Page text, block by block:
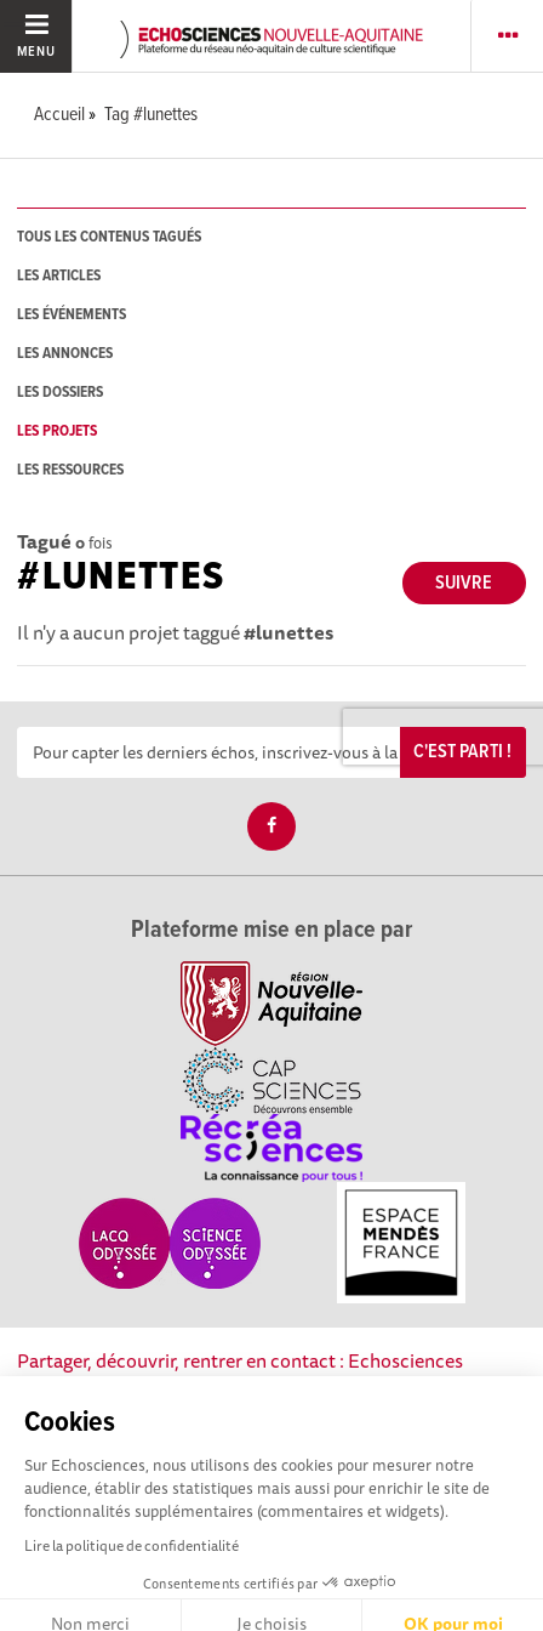
Cookies
Sur Echosciences, nous utilisons des cookies pour mesurer notre
audience, établir des statistiques mais aussi pour enrichir le site de
fonctionnalités supplémentaires (commentaires et widgets).
Lire la politique de confidentialité
Consentements certifiés par
Non merci Je choisis OK pour moi
MENU
Accueil Tag #lunettes
TOUS LES CONTENUS TAGUÉS
LES ARTICLES
LES ÉVÉNEMENTS
LES ANNONCES
LES DOSSIERS
LES PROJETS
LES RESSOURCES
Tagué 0fois
SUIVRE
#LUNETTES
Il n'y a aucun projet taggué#lunettes
C'EST PARTI !
Plateforme mise en place par
Partager, découvrir, rentrer en contact : Echosciences
culture scientifique, technique et industrielle de la région.
Mentions légales|Politique de confidentialité|CGU
|Ligne éditoriale